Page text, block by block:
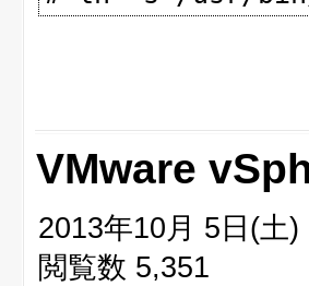
VMware
2013年10月 5日(土
閲覧数 5,351